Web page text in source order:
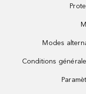
Modes
Conditions